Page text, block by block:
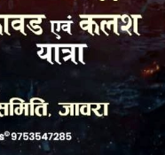
Telegram Email